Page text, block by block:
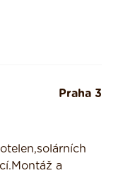
Praha 3
a